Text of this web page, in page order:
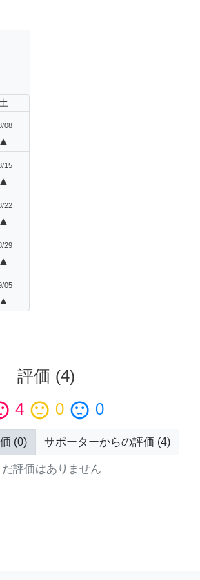
土
08
▲
15
▲
22
▲
29
▲
05
▲
評価 (4)
4 sentiment_neutral 0 sentiment_dissatisfied 0
(0) サポーターからの評価 (4)
だ評価はありません